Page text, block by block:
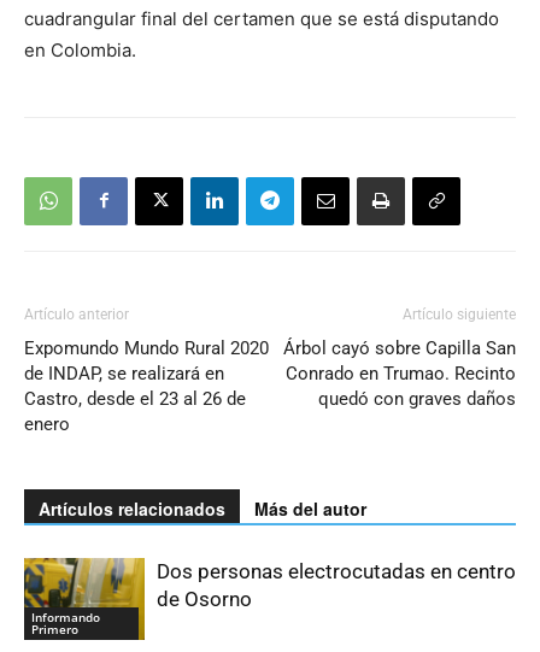
cuadrangular final del certamen que se está disputando
en Colombia.
Artículo anterior
Expomundo Mundo Rural 2020
de INDAP, se realizará en
Castro, desde el 23 al 26 de
enero
Artículo siguiente
Árbol cayó sobre Capilla San
Conrado en Trumao. Recinto
quedó con graves daños
Artículos relacionados Más del autor
Informando
Primero
Dos personas electrocutadas en centro
de Osorno